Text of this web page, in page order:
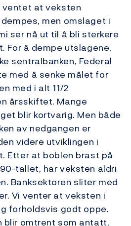
at veksten
men omslaget i
ser nå ut til å bli sterkere
For å dempe utslagene,
sentralbanken, Federal
med å senke målet for
med i alt 11/2
årsskiftet. Mange
blir kortvarig. Men både
av nedgangen er
videre utviklingen i
Etter at boblen brast på
tallet, har veksten aldri
Banksektoren sliter med
Vi venter at veksten i
forholdsvis godt oppe.
blir omtrent som antatt,